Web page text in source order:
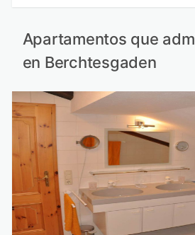
Apartamentos que
en Berchtesgaden